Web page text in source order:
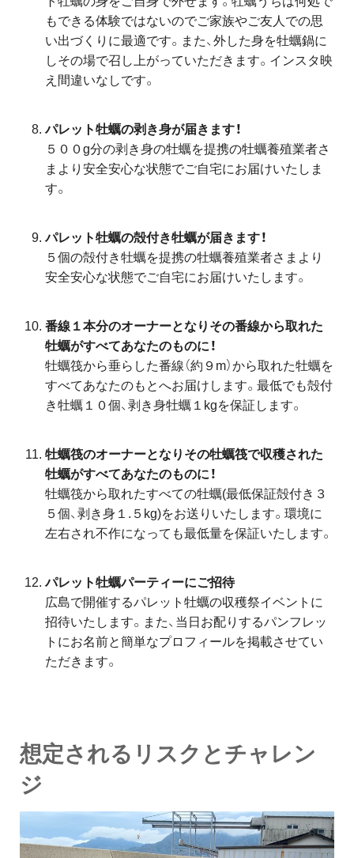
もできる体験ではないのでご家族やご友人での思
い出づくりに最適です。また、外した身を牡蠣鍋に
しその場で召し上がっていただきます。インスタ映
え間違いなしです。
パレット牡蠣の剥き身が届きます！
５００g分の剥き身の牡蠣を提携の牡蠣養殖業者さ
まより安全安心な状態でご自宅にお届けいたしま
す。
パレット牡蠣の殻付き牡蠣が届きます！
５個の殻付き牡蠣を提携の牡蠣養殖業者さまより
安全安心な状態でご自宅にお届けいたします。
番線１本分のオーナーとなりその番線から取れた
牡蠣がすべてあなたのものに！
牡蠣筏から垂らした番線（約９m）から取れた牡蠣を
すべてあなたのもとへお届けします。最低でも殻付
き牡蠣１０個、剥き身牡蠣１kgを保証します。
牡蠣筏のオーナーとなりその牡蠣筏で収穫された
牡蠣がすべてあなたのものに！
牡蠣筏から取れたすべての牡蠣(最低保証殻付き３
５個、剥き身１.５kg)をお送りいたします。環境に
左右され不作になっても最低量を保証いたします。
パレット牡蠣パーティーにご招待
広島で開催するパレット牡蠣の収穫祭イベントに
招待いたします。また、当日お配りするパンフレッ
トにお名前と簡単なプロフィールを掲載させてい
ただきます。
想定されるリスクとチャレン
ジ